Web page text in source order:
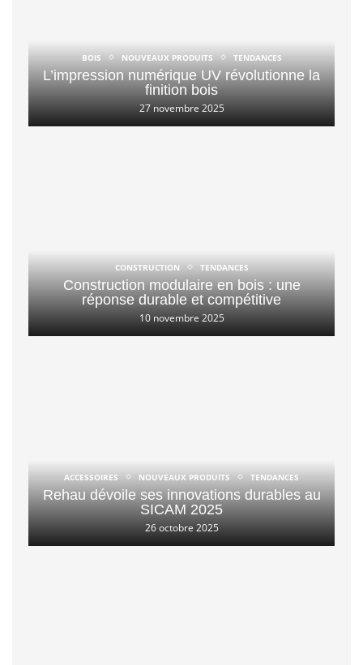
BOIS NOUVEAUX PRODUITS TENDANCES
L’impression numérique UV révolutionne la
finition bois
27 novembre 2025
CONSTRUCTION TENDANCES
Construction modulaire en bois : une
réponse durable et compétitive
10 novembre 2025
ACCESSOIRES NOUVEAUX PRODUITS TENDANCES
Rehau dévoile ses innovations durables au
SICAM 2025
26 octobre 2025